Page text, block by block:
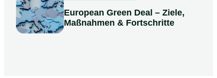
European Green Deal – Ziele,
Maßnahmen & Fortschritte